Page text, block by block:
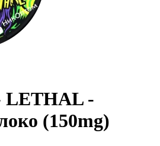
LETHAL -
(150mg)